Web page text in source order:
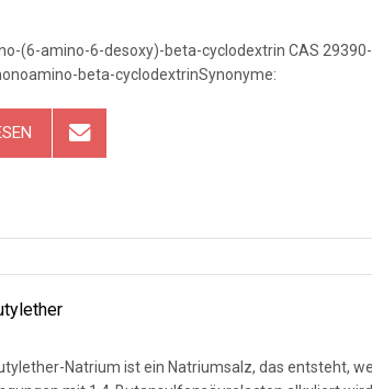
(6-amino-6-desoxy)-beta-cyclodextrin CAS
beta-cyclodextrinSynonyme:
Natrium ist ein Natriumsalz, das entsteht,